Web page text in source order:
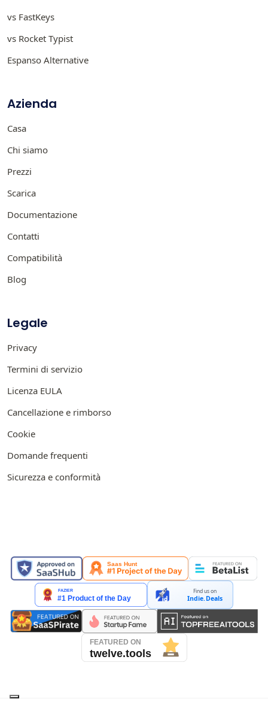
vs FastKeys
vs Rocket Typist
Espanso Alternative
Azienda
Casa
Chi siamo
Prezzi
Scarica
Documentazione
Contatti
Compatibilità
Blog
Legale
Privacy
Termini di servizio
Licenza EULA
Cancellazione e rimborso
Cookie
Domande frequenti
Sicurezza e conformità
Find us on
Indie.Deals